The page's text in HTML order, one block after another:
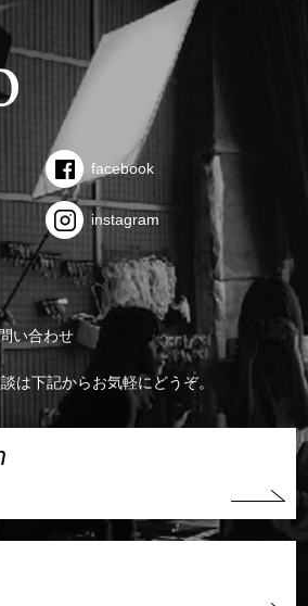
facebook
instagram
い合わせ
は下記からお気軽にどうぞ。